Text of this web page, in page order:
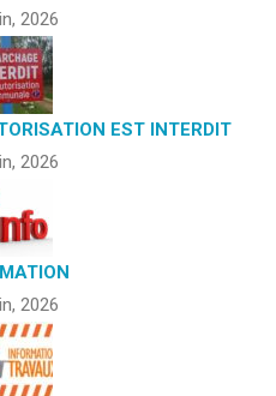
2026
EST INTERDIT
2026
2026